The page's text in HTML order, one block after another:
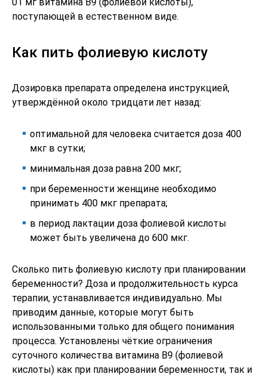
поступающей в естественном виде.
Как пить фолиевую кислоту
Дозировка препарата определена инструкцией,
утверждённой около тридцати лет назад:
оптимальной для человека считается доза 400
мкг в сутки;
минимальная доза равна 200 мкг;
при беременности женщине необходимо
принимать 400 мкг препарата;
в период лактации доза фолиевой кислоты
может быть увеличена до 600 мкг.
Сколько пить фолиевую кислоту при планировании
беременности? Доза и продолжительность курса
терапии, устанавливается индивидуально. Мы
приводим данные, которые могут быть
использованными только для общего понимания
процесса. Установлены чёткие ограничения
суточного количества витамина В9 (фолиевой
кислоты) как при планировании беременности, так и